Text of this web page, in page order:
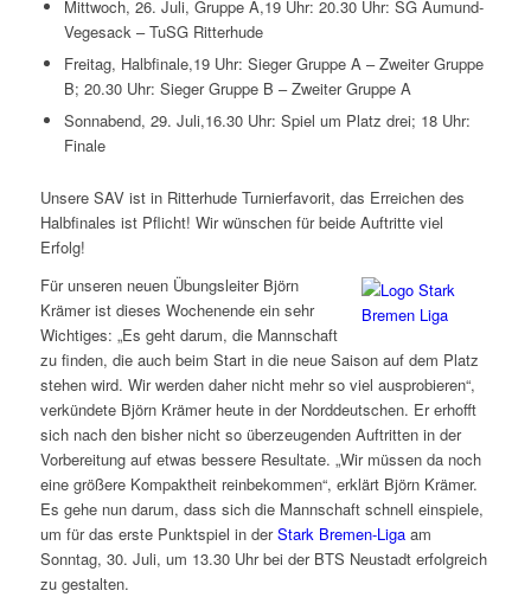
Mittwoch, 26. Juli, Gruppe A,19 Uhr: 20.30 Uhr: SG Aumund-
Vegesack – TuSG Ritterhude
Freitag, Halbfinale,19 Uhr: Sieger Gruppe A – Zweiter Gruppe
B; 20.30 Uhr: Sieger Gruppe B – Zweiter Gruppe A
Sonnabend, 29. Juli,16.30 Uhr: Spiel um Platz drei; 18 Uhr:
Finale
Unsere SAV ist in Ritterhude Turnierfavorit, das Erreichen des
Halbfinales ist Pflicht! Wir wünschen für beide Auftritte viel
Erfolg!
Für unseren neuen Übungsleiter Björn
Krämer ist dieses Wochenende ein sehr
Wichtiges: „Es geht darum, die Mannschaft
zu finden, die auch beim Start in die neue Saison auf dem Platz
stehen wird. Wir werden daher nicht mehr so viel ausprobieren“,
verkündete Björn Krämer heute in der Norddeutschen. Er erhofft
sich nach den bisher nicht so überzeugenden Auftritten in der
Vorbereitung auf etwas bessere Resultate. „Wir müssen da noch
eine größere Kompaktheit reinbekommen“, erklärt Björn Krämer.
Es gehe nun darum, dass sich die Mannschaft schnell einspiele,
um für das erste Punktspiel in derStark Bremen-Liga am
Sonntag, 30. Juli, um 13.30 Uhr bei der BTS Neustadt erfolgreich
zu gestalten.